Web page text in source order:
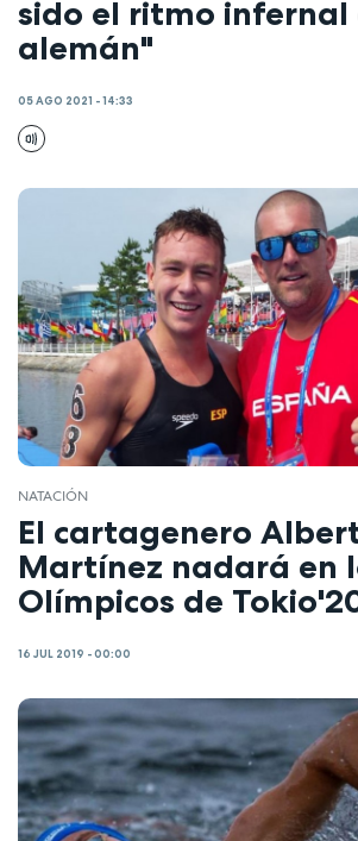
sido el ritmo infernal
alemán"
05 AGO 2021 - 14:33
NATACIÓN
El cartagenero
Martínez nadará en
Olímpicos de
16 JUL 2019 - 00:00